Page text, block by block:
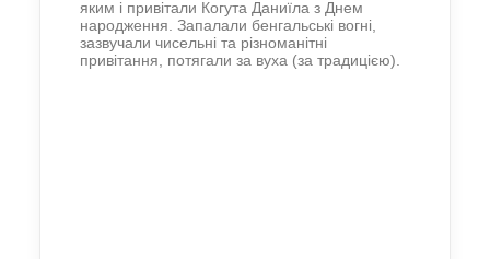
яким і привітали Когута Даниїла з Днем
народження. Запалали бенгальські вогні,
зазвучали чисельні та різноманітні
привітання, потягали за вуха (за традицією).